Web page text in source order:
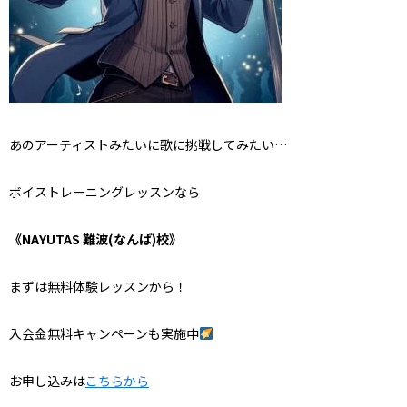
あのアーティストみたいに歌に挑戦してみたい…
ボイストレーニングレッスンなら
《NAYUTAS 難波(なんば)校》
まずは無料体験レッスンから！
入会金無料キャンペーンも実施中
お申し込みはこちらから